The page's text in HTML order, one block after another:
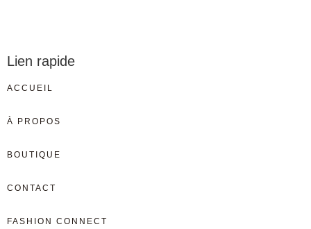
Lien rapide
ACCUEIL
À PROPOS
BOUTIQUE
CONTACT
FASHION CONNECT